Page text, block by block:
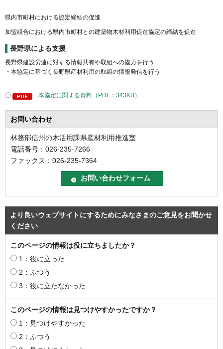
県内市町村における協定締結の促進
加盟組合における県内市町村との建築物木材利用促進協定の締結を促進
長野県による支援
長野県建設労連に対する情報共有や取組への協力を行う
・本協定に基づく長野県産材利用の取組の情報発信を行う
〇 本協定に関する資料（PDF：343KB）
お問い合わせ
林務部信州の木活用課県産材利用推進室
電話番号：026-235-7266
ファックス：026-235-7364
より良いウェブサイトにするためにみなさまのご意見をお聞かせ
ください
このページの情報は役に立ちましたか？
1：役に立った
2：ふつう
3：役に立たなかった
このページの情報は見つけやすかったですか？
1：見つけやすかった
2：ふつう